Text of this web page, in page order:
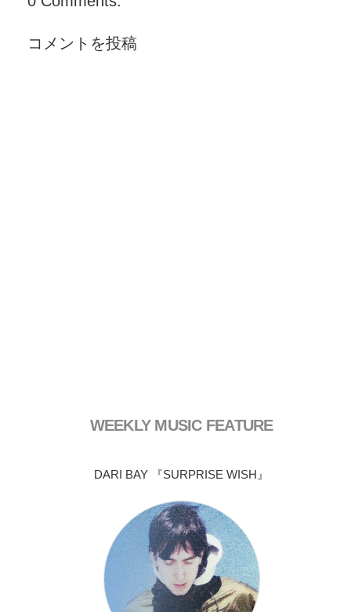
コメントを投稿
WEEKLY MUSIC FEATURE
DARI BAY 『SURPRISE WISH』